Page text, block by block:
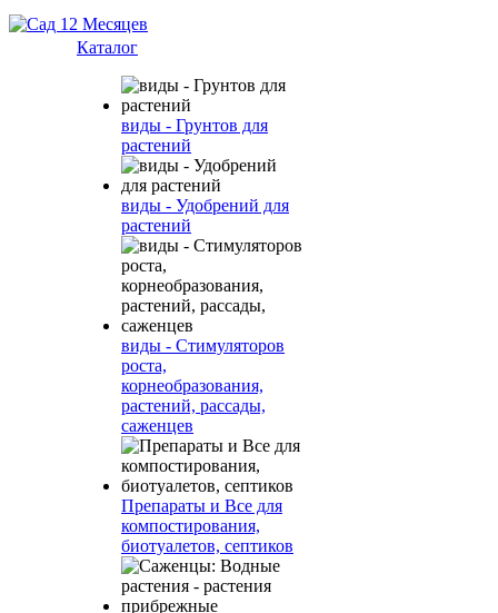
Каталог
виды - Грунтов для
растений
виды - Удобрений для
растений
виды - Стимуляторов
роста,
корнеобразования,
растений, рассады,
саженцев
Препараты и Все для
компостирования,
биотуалетов, септиков